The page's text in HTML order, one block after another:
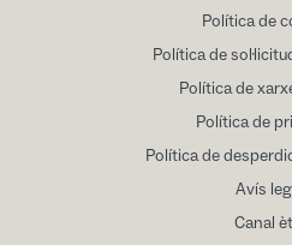
Política de
Política de
Política de
Política de
Política de
Avís
Canal